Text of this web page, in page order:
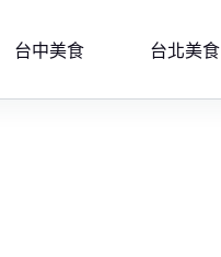
台中美食 台北美食